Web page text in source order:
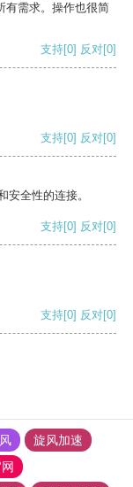
有需求。操作也很简
支持[0] 反对[0]
支持[0] 反对[0]
全性的连接。
支持[0] 反对[0]
支持[0] 反对[0]
旋风加速